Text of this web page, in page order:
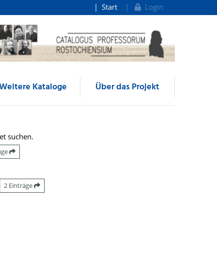
Start Login
Kataloge Über das Projekt
suchen.
2 Einträge